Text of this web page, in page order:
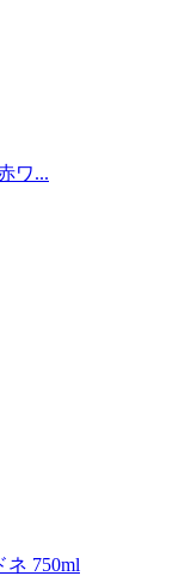
ワ...
750ml